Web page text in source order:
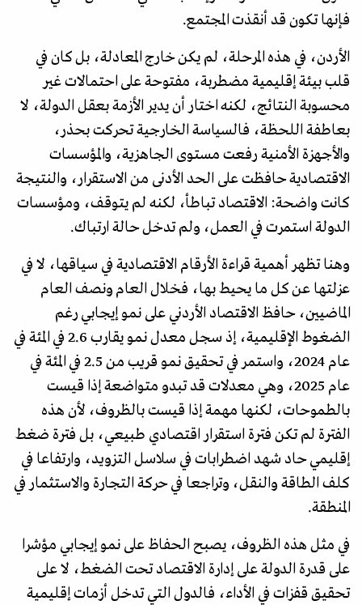
فإنها تكون قد أنقذت المجتمع.
الأردن، في هذه المرحلة، لم يكن خارج المعادلة، بل كان في
قلب بيئة إقليمية مضطربة، مفتوحة على احتمالات غير
محسوبة النتائج، لكنه اختار أن يدير الأزمة بعقل الدولة، لا
بعاطفة اللحظة، فالسياسة الخارجية تحركت بحذر،
والأجهزة الأمنية رفعت مستوى الجاهزية، والمؤسسات
الاقتصادية حافظت على الحد الأدنى من الاستقرار، والنتيجة
كانت واضحة: الاقتصاد تباطأ، لكنه لم يتوقف، ومؤسسات
الدولة استمرت في العمل، ولم تدخل حالة ارتباك.
وهنا تظهر أهمية قراءة الأرقام الاقتصادية في سياقها، لا في
عزلتها عن كل ما يحيط بها، فخلال العام ونصف العام
الماضيين، حافظ الاقتصاد الأردني على نمو إيجابي رغم
الضغوط الإقليمية، إذ سجل معدل نمو يقارب 2.6 في المئة في
عام 2024، واستمر في تحقيق نمو قريب من 2.5 في المئة في
عام 2025، وهي معدلات قد تبدو متواضعة إذا قيست
بالطموحات، لكنها مهمة إذا قيست بالظروف، لأن هذه
الفترة لم تكن فترة استقرار اقتصادي طبيعي، بل فترة ضغط
إقليمي حاد شهد اضطرابات في سلاسل التزويد، وارتفاعا في
كلف الطاقة والنقل، وتراجعا في حركة التجارة والاستثمار في
المنطقة.
في مثل هذه الظروف، يصبح الحفاظ على نمو إيجابي مؤشرا
على قدرة الدولة على إدارة الاقتصاد تحت الضغط، لا على
تحقيق قفزات في الأداء، فالدول التي تدخل أزمات إقليمية